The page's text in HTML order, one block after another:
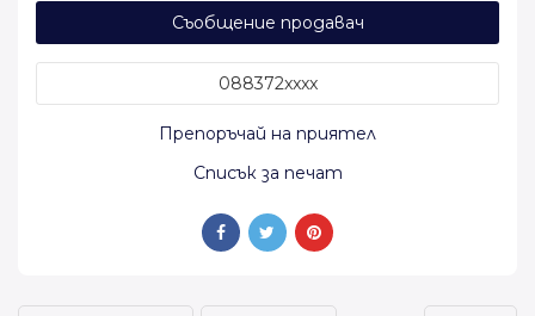
Съобщение продавач
088372xxxx
Препоръчай на приятел
Списък за печат